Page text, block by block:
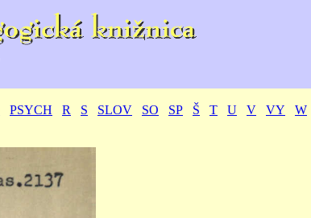
PSYCH R S SLOV SO SP Š T U V VY W